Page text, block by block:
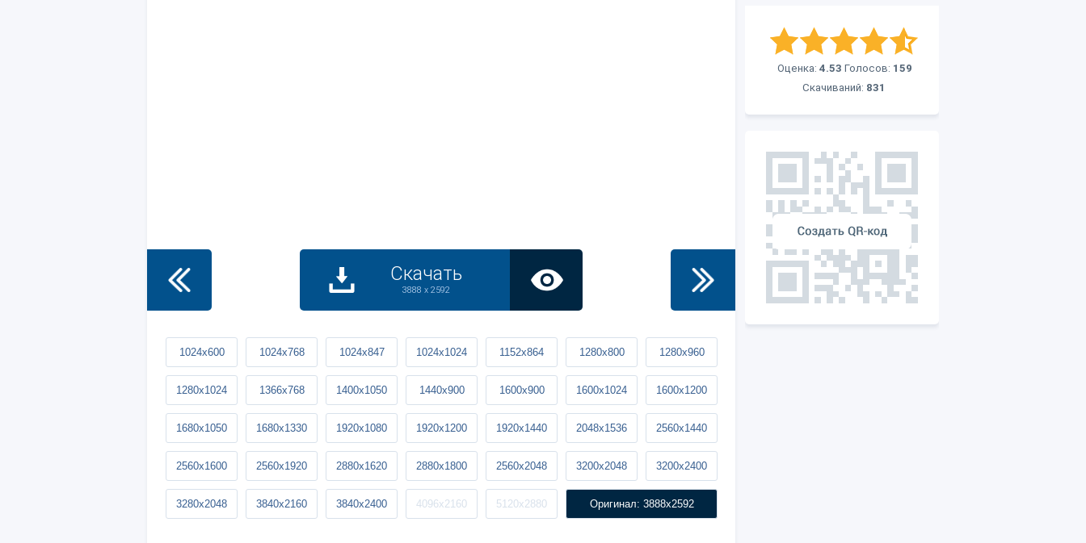
Оценка: 4.53 Голосов: 159
Скачиваний: 831
Скачать
3888 x 2592
1024x600 1024x768 1024x847 1024x1024 1152x864 1280x800 1280x960
1280x1024 1366x768 1400x1050 1440x900 1600x900 1600x1024 1600x1200
1680x1050 1680x1330 1920x1080 1920x1200 1920x1440 2048x1536 2560x1440
2560x1600 2560x1920 2880x1620 2880x1800 2560x2048 3200x2048 3200x2400
3280x2048 3840x2160 3840x2400 4096x2160 5120x2880 Оригинал: 3888x2592